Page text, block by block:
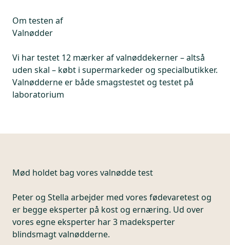
Om testen af
Valnødder
Vi har testet 12 mærker af valnøddekerner – altså
uden skal – købt i supermarkeder og specialbutikker.
Valnødderne er både smagstestet og testet på
laboratorium
Mød holdet bag vores valnødde test
Peter og Stella arbejder med vores fødevaretest og
er begge eksperter på kost og ernæring. Ud over
vores egne eksperter har 3 madeksperter
blindsmagt valnødderne.